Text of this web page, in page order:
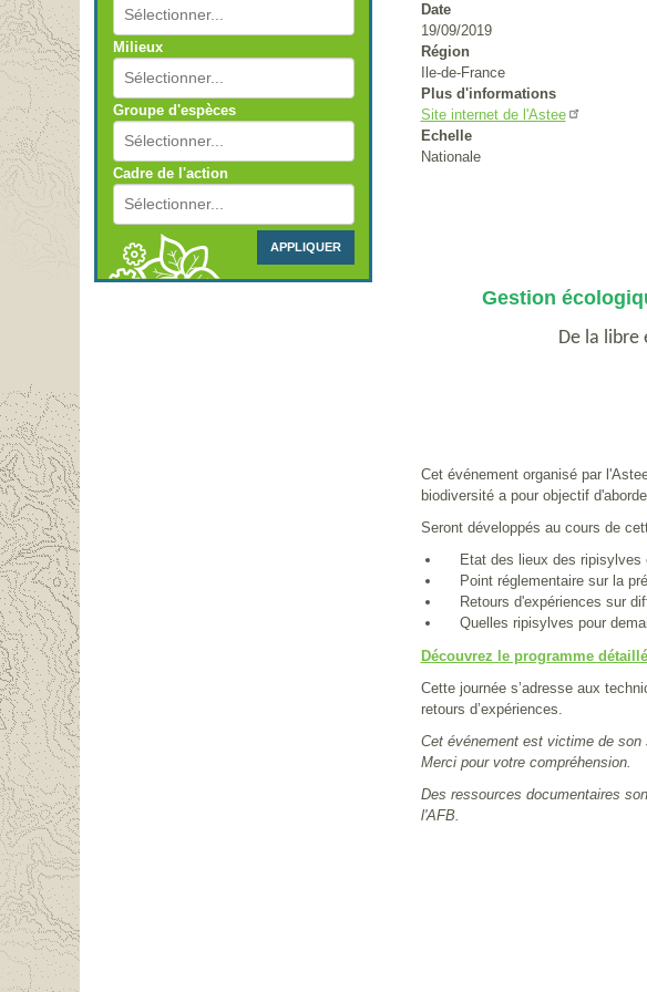
Milieux
Groupe d'espèces
Cadre de l'action
APPLIQUER
Date
19/09/2019
Région
Ile-de-France
Plus d'informations
Site internet de l'Astee
Echelle
Nationale
Gestion
De la libre
Cet événement organisé par
biodiversité a pour objectif
Seront développés au cours de
Etat des lieux des ripisylves
Point réglementaire sur la
Retours d'expériences sur
Quelles ripisylves pour
Découvrez le programme
Cette journée s’adresse aux
retours d’expériences.
Cet événement est victime de
Merci pour votre compréhension.
Des ressources documentaires
l'AFB.